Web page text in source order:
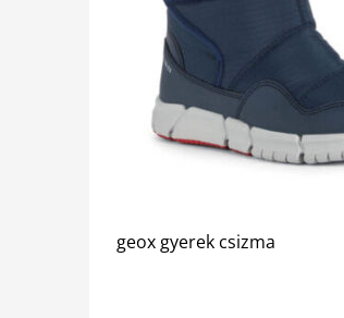
geox gyerek csizma